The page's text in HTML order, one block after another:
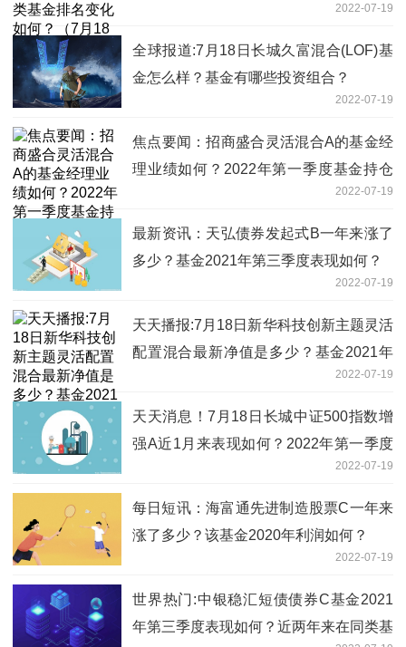
2022-07-19
全球报道:7月18日长城久富混合(LOF)基
金怎么样？基金有哪些投资组合？
2022-07-19
焦点要闻：招商盛合灵活混合A的基金经
理业绩如何？2022年第一季度基金持仓
2022-07-19
最新资讯：天弘债券发起式B一年来涨了
多少？基金2021年第三季度表现如何？
2022-07-19
天天播报:7月18日新华科技创新主题灵活
配置混合最新净值是多少？基金2021年
2022-07-19
天天消息！7月18日长城中证500指数增
强A近1月来表现如何？2022年第一季度
2022-07-19
每日短讯：海富通先进制造股票C一年来
涨了多少？该基金2020年利润如何？
2022-07-19
世界热门:中银稳汇短债债券C基金2021
年第三季度表现如何？近两年来在同类基